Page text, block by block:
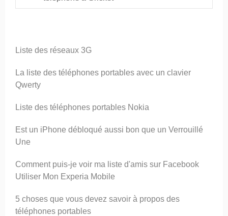
Liste des réseaux 3G
La liste des téléphones portables avec un clavier
Qwerty
Liste des téléphones portables Nokia
Est un iPhone débloqué aussi bon que un Verrouillé
Une
Comment puis-je voir ma liste d'amis sur Facebook
Utiliser Mon Experia Mobile
5 choses que vous devez savoir à propos des
téléphones portables